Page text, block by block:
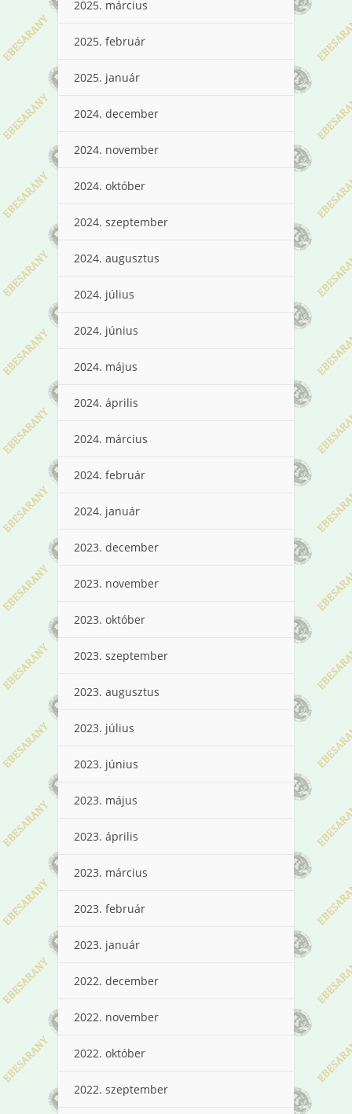
2025. március
2025. február
2025. január
2024. december
2024. november
2024. október
2024. szeptember
2024. augusztus
2024. július
2024. június
2024. május
2024. április
2024. március
2024. február
2024. január
2023. december
2023. november
2023. október
2023. szeptember
2023. augusztus
2023. július
2023. június
2023. május
2023. április
2023. március
2023. február
2023. január
2022. december
2022. november
2022. október
2022. szeptember